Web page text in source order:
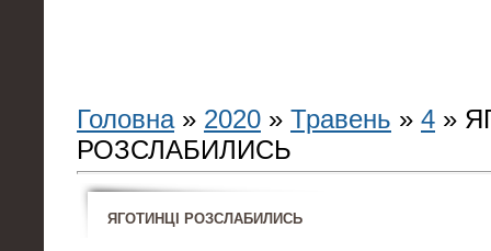
Головна» 2020 » Травень » 4 »
РОЗСЛАБИЛИСЬ
ЯГОТИНЦІ РОЗСЛАБИЛИСЬ